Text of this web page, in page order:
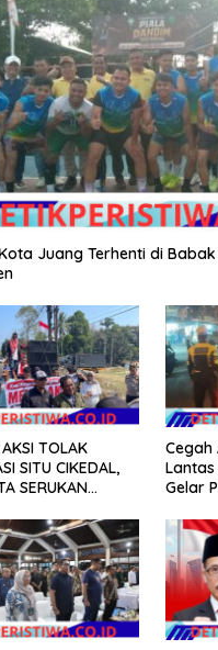
Juang Terhenti di
TOLAK
SITU CIKEDAL,
SERUKAN
Cegah
Gelar